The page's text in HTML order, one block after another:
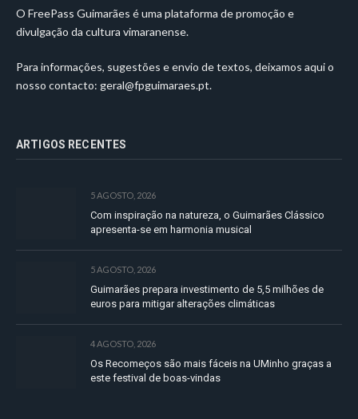
O FreePass Guimarães é uma plataforma de promoção e
divulgação da cultura vimaranense.
Para informações, sugestões e envio de textos, deixamos aqui o
nosso contacto: geral@fpguimaraes.pt.
ARTIGOS RECENTES
5 AGOSTO, 2026
Com inspiração na natureza, o Guimarães Clássico
apresenta-se em harmonia musical
5 AGOSTO, 2026
Guimarães prepara investimento de 5,5 milhões de
euros para mitigar alterações climáticas
4 AGOSTO, 2026
Os Recomeços são mais fáceis na UMinho graças a
este festival de boas-vindas